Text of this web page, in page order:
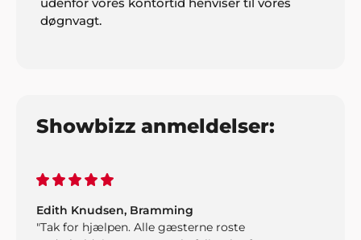
Showbizz anmeldelser:
underholdningen til vores fest".
Edith Knudsen, Bramming
"Tak for hjælpen. Alle gæsterne roste
døgnvagt.